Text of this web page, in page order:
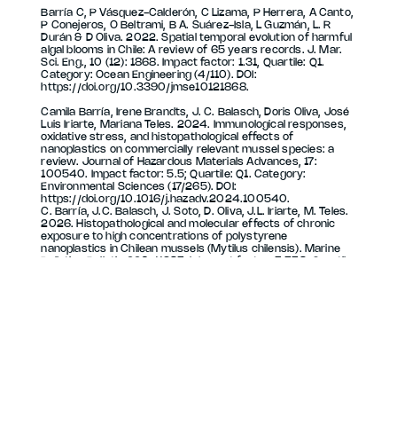
Barría C, P Vásquez-Calderón, C Lizama, P Herrera, A Canto,
P Conejeros, O Beltrami, B A. Suárez-Isla, L Guzmán, L. R
Durán & D Oliva. 2022. Spatial temporal evolution of harmful
algal blooms in Chile: A review of 65 years records. J. Mar.
Sci. Eng., 10 (12): 1868. Impact factor: 1.31, Quartile: Q1.
Category: Ocean Engineering (4/110). DOI:
https://doi.org/10.3390/jmse10121868.
Camila Barría, Irene Brandts, J. C. Balasch, Doris Oliva, José
Luis Iriarte, Mariana Teles. 2024. Immunological responses,
oxidative stress, and histopathological effects of
nanoplastics on commercially relevant mussel species: a
review. Journal of Hazardous Materials Advances, 17:
100540. Impact factor: 5.5; Quartile: Q1. Category:
Environmental Sciences (17/265). DOI:
https://doi.org/10.1016/j.hazadv.2024.100540.
C. Barría, J.C. Balasch, J. Soto, D. Oliva, J.L. Iriarte, M. Teles.
2026. Histopathological and molecular effects of chronic
exposure to high concentrations of polystyrene
nanoplastics in Chilean mussels (Mytilus chilensis). Marine